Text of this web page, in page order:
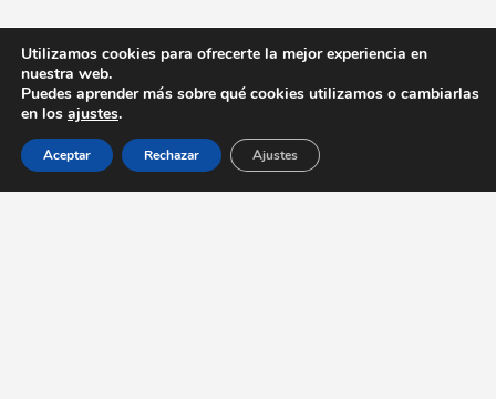
Utilizamos cookies para ofrecerte la mejor experiencia en
nuestra web.
Puedes aprender más sobre qué cookies utilizamos o cambiarlas
en los ajustes.
Aceptar Rechazar Ajustes